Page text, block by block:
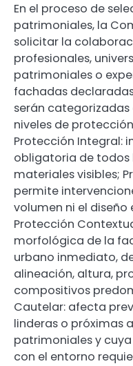
En el proceso de
patrimoniales, la
solicitar la
profesionales,
patrimoniales o
fachadas
serán categorizadas
niveles de
Protección Integral:
obligatoria de todos
materiales visibles;
permite
volumen ni el
Protección
morfológica de la
urbano inmediato,
alineación, altura,
compositivos
Cautelar: afecta
linderas o próximas
patrimoniales y
con el entorno